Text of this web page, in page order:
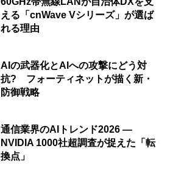
える「cnWave Vシリーズ」が選ば
れる理由
AIの武器化とAIへの攻撃にどう対
抗? フォーティネットが描く新・
防御戦略
通信業界のAIトレンド2026 ―
NVIDIA 1000社超調査が捉えた「転
換点」